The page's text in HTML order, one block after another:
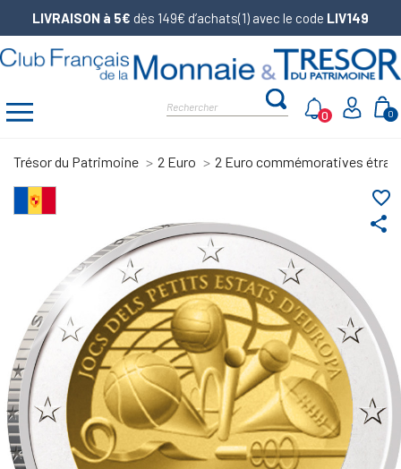
LIVRAISON à 5€ dès 149€ d’achats(1) avec le code LIV149
0
0
Trésor du Patrimoine 2 Euro 2 Euro commémoratives
share
favorite_border